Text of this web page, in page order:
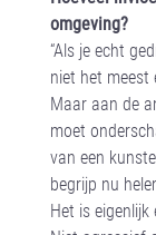
omgeving?
“Als je echt
niet het meest
Maar aan de
moet
van een
begrijp nu
Het is